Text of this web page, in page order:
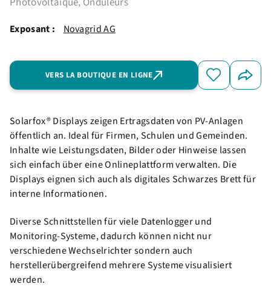
Exposant : Novagrid AG
VERS LA BOUTIQUE EN LIGNE
Solarfox® Displays zeigen Ertragsdaten von PV-Anlagen
öffentlich an. Ideal für Firmen, Schulen und Gemeinden.
Inhalte wie Leistungsdaten, Bilder oder Hinweise lassen
sich einfach über eine Onlineplattform verwalten. Die
Displays eignen sich auch als digitales Schwarzes Brett für
interne Informationen.
Diverse Schnittstellen für viele Datenlogger und
Monitoring-Systeme, dadurch können nicht nur
verschiedene Wechselrichter sondern auch
herstellerübergreifend mehrere Systeme visualisiert
werden.